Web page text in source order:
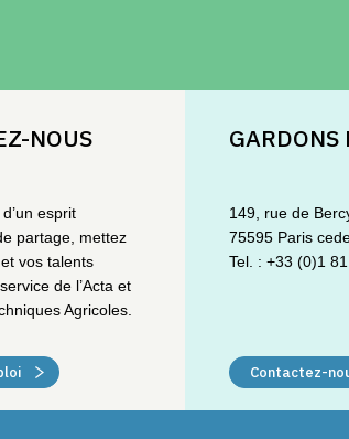
NOUS
esprit
partage, mettez
vos talents
de l’Acta et
Agricoles.
GARDONS
149, rue de
75595 Paris
Tel. : +33 (0)1
Contactez-